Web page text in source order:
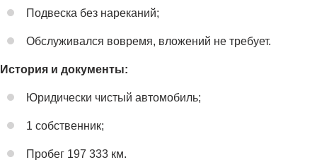
Подвеска без нареканий;
Обслуживался вовремя, вложений не требует.
История и документы:
Юридически чистый автомобиль;
1 собственник;
Пробег 197 333 км.